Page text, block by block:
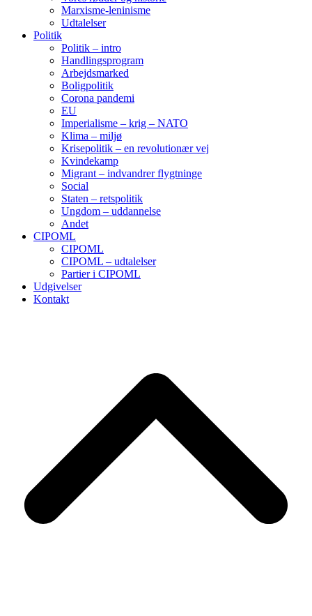
Marxisme-leninisme
Udtalelser
Politik
Politik – intro
Handlingsprogram
Arbejdsmarked
Boligpolitik
Corona pandemi
EU
Imperialisme – krig – NATO
Klima – miljø
Krisepolitik – en revolutionær vej
Kvindekamp
Migrant – indvandrer flygtninge
Social
Staten – retspolitik
Ungdom – uddannelse
Andet
CIPOML
CIPOML
CIPOML – udtalelser
Partier i CIPOML
Udgivelser
Kontakt